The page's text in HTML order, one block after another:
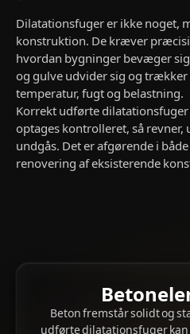
Dilatationsfuger er ikke noget,
konstruktion. De kræver
hvordan bygninger bevæger
og gulve udvider sig og
temperatur, fugt og belastning.
Korrekt udførte
optages kontrolleret, så
undgås. Det er afgørende i
renovering af eksisterende
Beton fremstår solidt og
udførte dilatationsfuger kan